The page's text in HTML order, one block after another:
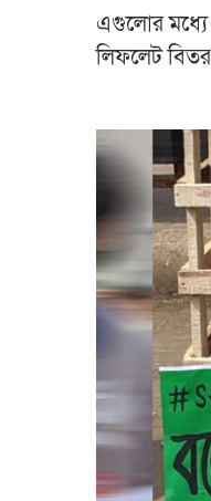
এগুলোর মধ্যে
লিফলেট